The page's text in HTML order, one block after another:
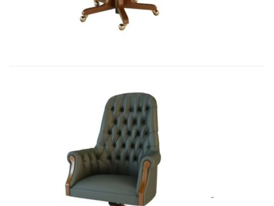
7 541,10€
Art&Moble 01012B Кресло руковод�...